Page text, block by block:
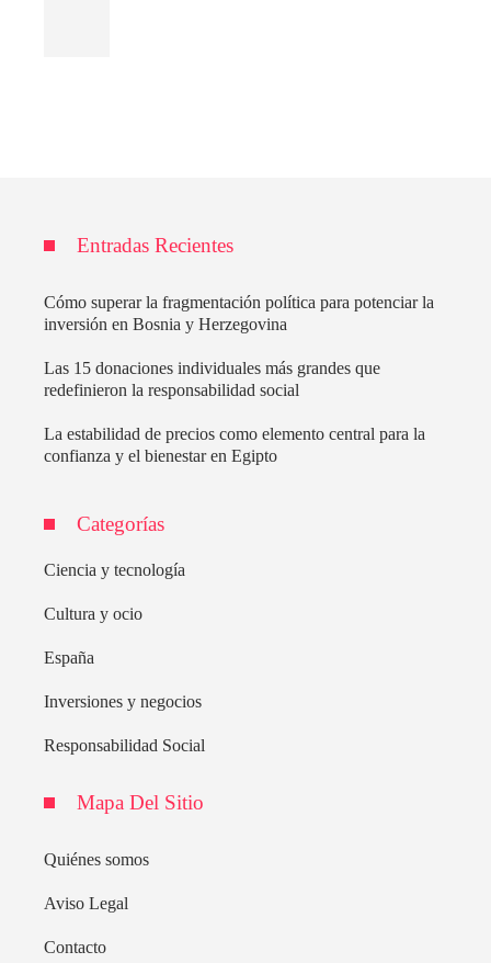
Entradas Recientes
Cómo superar la fragmentación política para potenciar la
inversión en Bosnia y Herzegovina
Las 15 donaciones individuales más grandes que
redefinieron la responsabilidad social
La estabilidad de precios como elemento central para la
confianza y el bienestar en Egipto
Categorías
Ciencia y tecnología
Cultura y ocio
España
Inversiones y negocios
Responsabilidad Social
Mapa Del Sitio
Quiénes somos
Aviso Legal
Contacto